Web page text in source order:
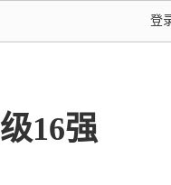
登
16强